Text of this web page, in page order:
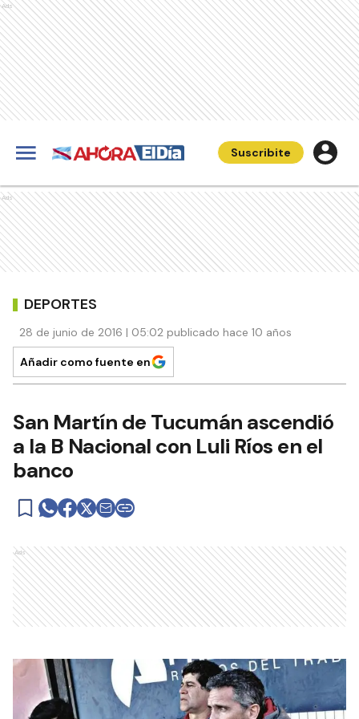
Ads
Suscribite
Ads
DEPORTES
28 de junio de 2016 | 05:02 publicado hace 10 años
Añadir como fuente en
San Martín de Tucumán ascendió
a la B Nacional con Luli Ríos en el
banco
Ads